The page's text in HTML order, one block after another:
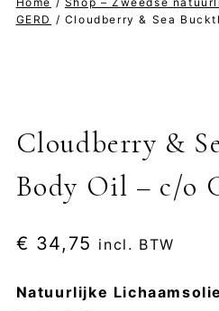
GERD / Cloudberry & Sea
Cloudberry &
Body Oil – c/o
€ 34,75 incl. BTW
Natuurlijke